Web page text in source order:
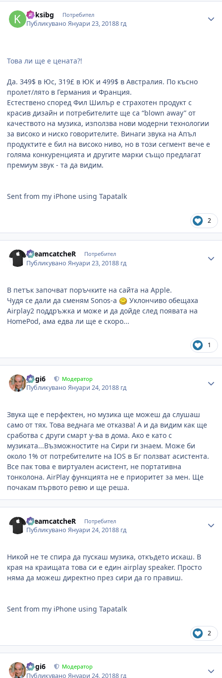
koksibg Потребител
ПубликуваноЯнуари 23, 20188 гд
Това ли ще е цената?!
Да. 349$ в Юс, 319£ в ЮК и 499$ в Австралия. По късно
пролет/лято в Германия и Франция.
Естествено според Фил Шилър е страхотен продукт с
красив дизайн и потребителите ще са “blown away” от
качеството на музика, използва нови модерни технологии
за високо и ниско говорителите. Винаги звука на Апъл
продуктите е бил на високо ниво, но в този сегмент вече е
голяма конкуренцията и другите марки също предлагат
премиум звук - та да видим.
Sent from my iPhone using Tapatalk
2
DreamcatcheR Потребител
ПубликуваноЯнуари 23, 20188 гд
В петък започват поръчките на сайта на Apple.
Чудя се дали да сменям Sonos-a
Уклончиво обещаха
Airplay2 поддръжка и може и да дойде след появата на
HomePod, ама едва ли ще е скоро...
1
gogi6 Модератор
ПубликуваноЯнуари 24, 20188 гд
Звука ще е перфектен, но музика ще можеш да слушаш
само от тях. Това веднага ме отказва! А и да видим как ще
сработва с други смарт у-ва в дома. Ако е като с
музиката...Възможностите на Сири ги знаем. Може би
около 1% от потребителите на IOS в Бг ползват асистента.
Все пак това е виртуален асистент, не портативна
тонколона. AirPlay функцията не е приоритет за мен. Ще
почакам първото ревю и ще реша.
DreamcatcheR Потребител
ПубликуваноЯнуари 24, 20188 гд
Никой не те спира да пускаш музика, откъдето искаш. В
края на краищата това си е един airplay speaker. Просто
няма да можеш директно през сири да го правиш.
Sent from my iPhone using Tapatalk
2
gogi6 Модератор
ПубликуваноЯнуари 24, 20188 гд